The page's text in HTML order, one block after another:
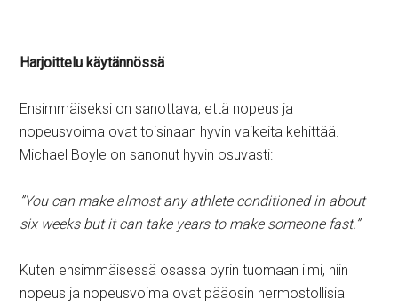
Harjoittelu käytännössä
Ensimmäiseksi on sanottava, että nopeus ja
nopeusvoima ovat toisinaan hyvin vaikeita kehittää.
Michael Boyle on sanonut hyvin osuvasti:
”You can make almost any athlete conditioned in about
six weeks but it can take years to make someone fast.”
Kuten ensimmäisessä osassa pyrin tuomaan ilmi, niin
nopeus ja nopeusvoima ovat pääosin hermostollisia